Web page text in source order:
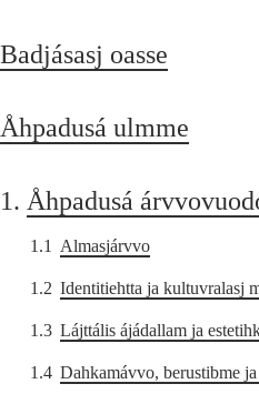
Badjásasj oasse
Åhpadusá ulmme
1. Åhpadusá
1.1 Almasjárvvo
1.2 Identitiehtta ja kultuvralasj
1.3 Lájttális ájádallam ja
1.4 Dahkamávvo, berustibme